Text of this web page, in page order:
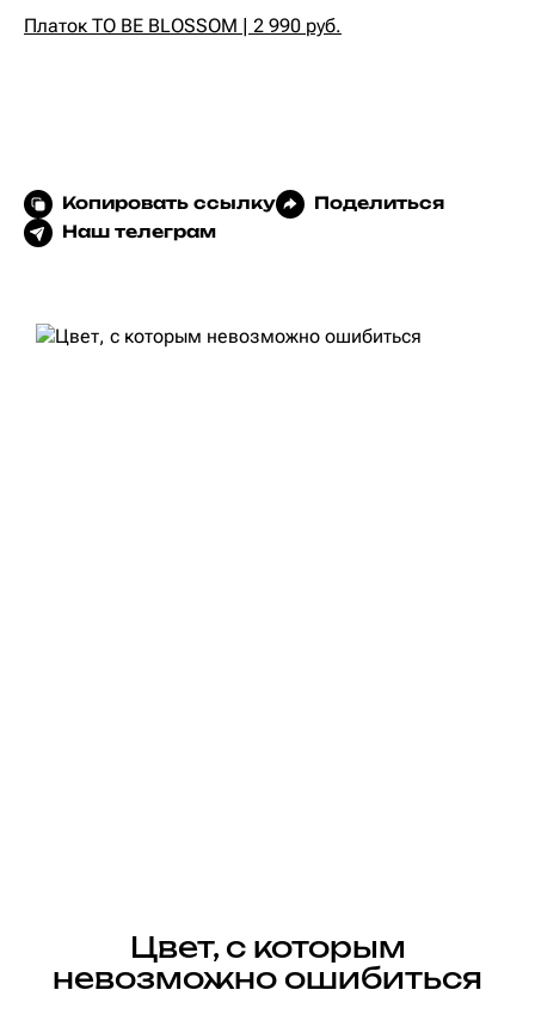
Платок TO BE BLOSSOM | 2 990 руб.
Копировать ссылку
Поделиться
Наш телеграм
Цвет, с которым
невозможно ошибиться